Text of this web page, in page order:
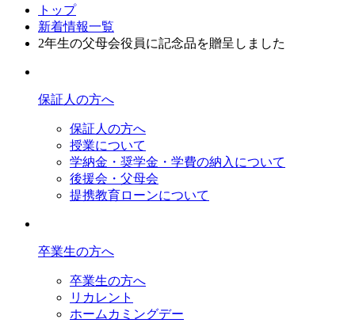
トップ
新着情報一覧
2年生の父母会役員に記念品を贈呈しました
保証人の方へ
保証人の方へ
授業について
学納金・奨学金・学費の納入について
後援会・父母会
提携教育ローンについて
卒業生の方へ
卒業生の方へ
リカレント
ホームカミングデー